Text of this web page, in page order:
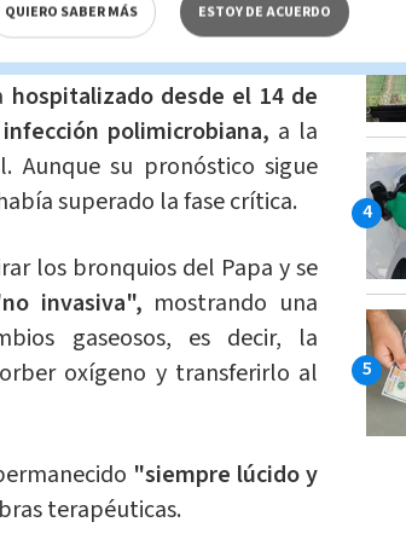
28, 2025
hospitalizado desde el 14 de
polimicrobiana, a la
Aunque su pronóstico sigue
superado la fase crítica.
los bronquios del Papa y se
invasiva", mostrando una
gaseosos, es decir, la
oxígeno y transferirlo al
"siempre lúcido y
terapéuticas.
QUIERO SABER MÁS ESTOY DE ACUERDO